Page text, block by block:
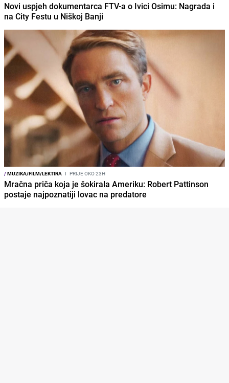
Novi uspjeh dokumentarca FTV-a o Ivici Osimu: Nagrada i
na City Festu u Niškoj Banji
/MUZIKA/FILM/LEKTIRA I PRIJE OKO 23H
Mračna priča koja je šokirala Ameriku: Robert Pattinson
postaje najpoznatiji lovac na predatore